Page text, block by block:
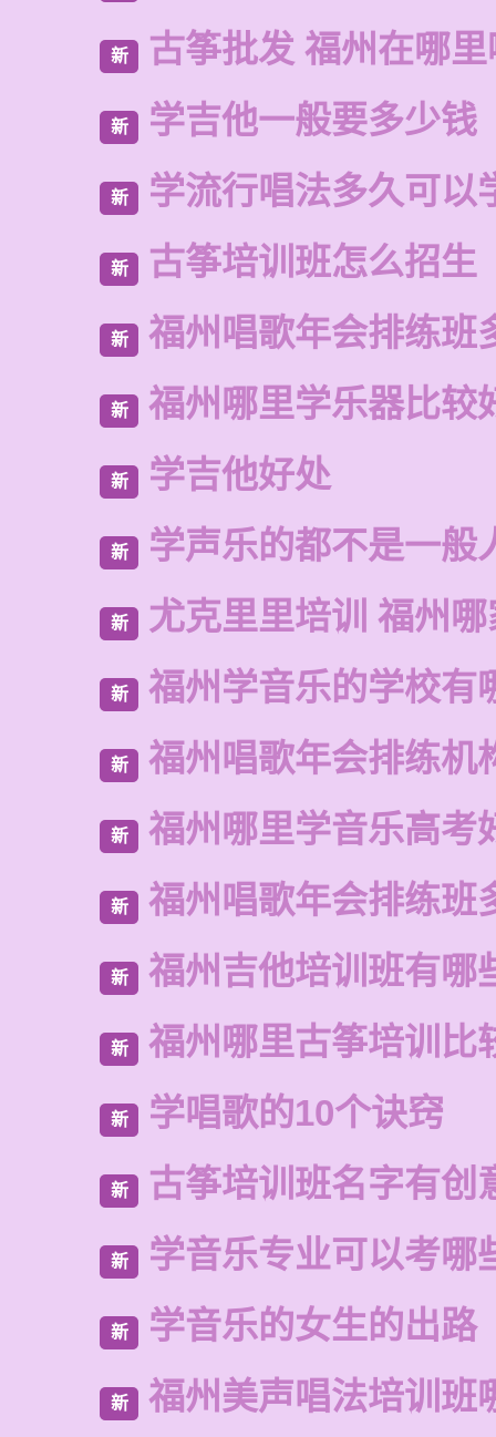
新 古筝批发 福州在哪
新 学吉他一般要多少钱
新 学流行唱法多久可以
新 古筝培训班怎么招生
新 福州唱歌年会排练班
新 福州哪里学乐器比较
新 学吉他好处
新 学声乐的都不是一般
新 尤克里里培训 福州
新 福州学音乐的学校有
新 福州唱歌年会排练机
新 福州哪里学音乐高考
新 福州唱歌年会排练班
新 福州吉他培训班有哪
新 福州哪里古筝培训比
新 学唱歌的10个诀窍
新 古筝培训班名字有创
新 学音乐专业可以考哪
新 学音乐的女生的出路
新 福州美声唱法培训班